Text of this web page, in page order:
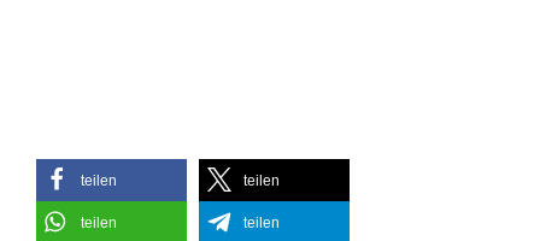
teilen teilen
teilen teilen